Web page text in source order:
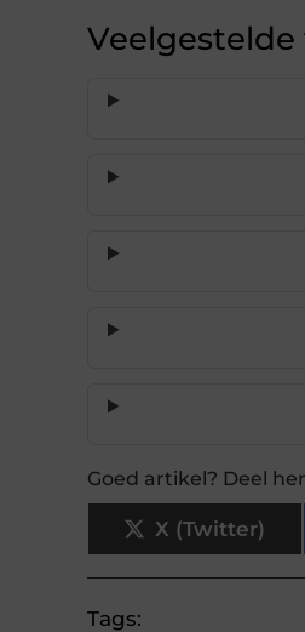
Veelgestelde
Goed artikel? Deel
X (Twitter)
Tags: